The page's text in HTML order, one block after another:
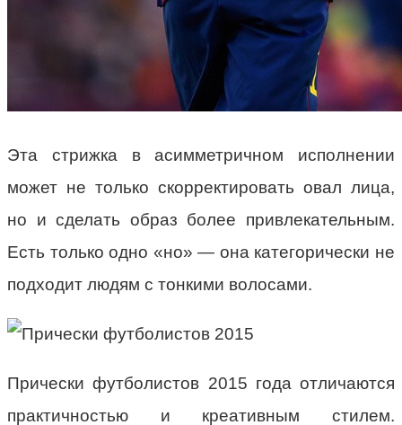
Эта стрижка в асимметричном исполнении
может не только скорректировать овал лица,
но и сделать образ более привлекательным.
Есть только одно «но» — она категорически не
подходит людям с тонкими волосами.
Прически футболистов 2015 года отличаются
практичностью и креативным стилем.